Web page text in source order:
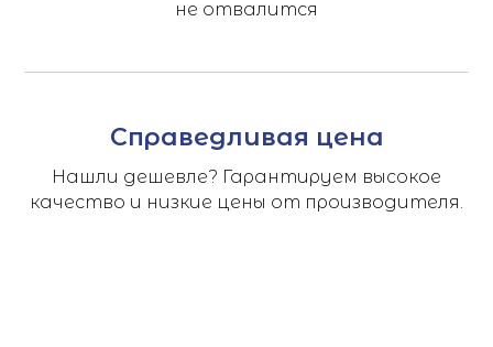
не отвалится
Справедливая цена
Нашли дешевле? Гарантируем высокое
качество и низкие цены от производителя.